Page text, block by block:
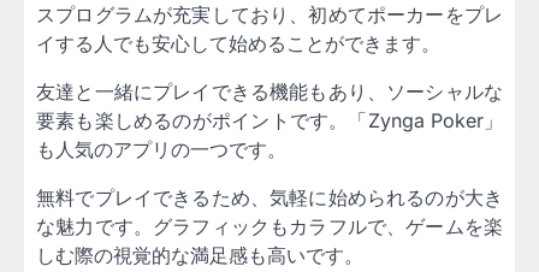
スプログラムが充実しており、初めてポーカーをプレ
イする人でも安心して始めることができます。
友達と一緒にプレイできる機能もあり、ソーシャルな
要素も楽しめるのがポイントです。「Zynga Poker」
も人気のアプリの一つです。
無料でプレイできるため、気軽に始められるのが大き
な魅力です。グラフィックもカラフルで、ゲームを楽
しむ際の視覚的な満足感も高いです。